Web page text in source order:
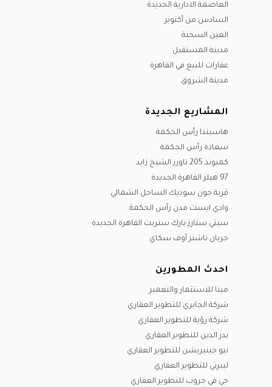
العاصمة الادارية الجديدة
السادس من أكتوبر
العين السخنة
مدينة المستقبل
عقارات للبيع في القاهرة
مدينة الشروق
المشاريع الجديدة
هاسيندا رأس الحكمة
سعادة رأس الحكمة
كمبوند 205 تاورز الشيخ زايد
97 هيلز القاهرة الجديدة
قرية جون سوديك الساحل الشمالي
وادي ايست مدن رأس الحكمة
سيتي ستارز بارك ستريت القاهرة الجديدة
جريان ناشنز أوف سكاي
احدث المطورين
مينا للاستثمار والتعمير
شركة الجابري للتطوير العقاري
شركة رؤية للتطوير العقاري
بدر الدين للتطوير العقاري
نيو جينيريشن للتطوير العقاري
ليبرتي للتطوير العقاري
جي في جروب للتطوير العقاري